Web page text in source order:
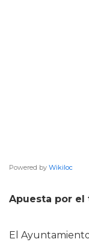
Powered by Wikiloc
Apuesta por
El